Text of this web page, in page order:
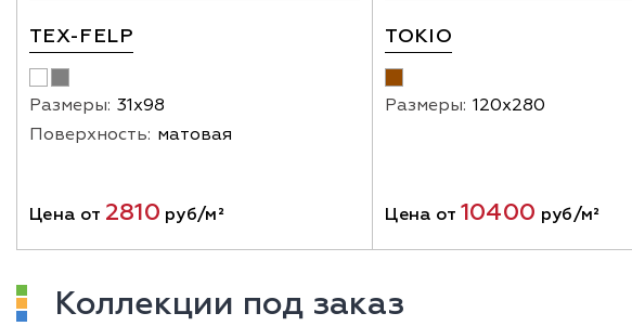
TEX-FELP
Размеры: 31х98
Поверхность: матовая
Цена от 2810 руб/м²
TOKIO
Размеры: 120х280
Цена от 10400 руб/м²
Коллекции под заказ